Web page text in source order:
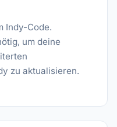
Indy-Code.
um deine
zu aktualisieren.